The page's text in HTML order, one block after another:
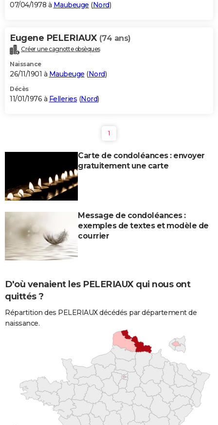
07/04/1978 à Maubeuge (Nord)
Eugene PELERIAUX (74 ans)
Créer une cagnotte obsèques
Naissance
26/11/1901 à Maubeuge (Nord)
Décès
11/01/1976 à Felleries (Nord)
1
Carte de condoléances : envoyer
gratuitement une carte
Message de condoléances :
exemples de textes et modèle de
courrier
D'où venaient les PELERIAUX qui nous ont
quittés ?
Répartition des PELERIAUX décédés par département de
naissance.